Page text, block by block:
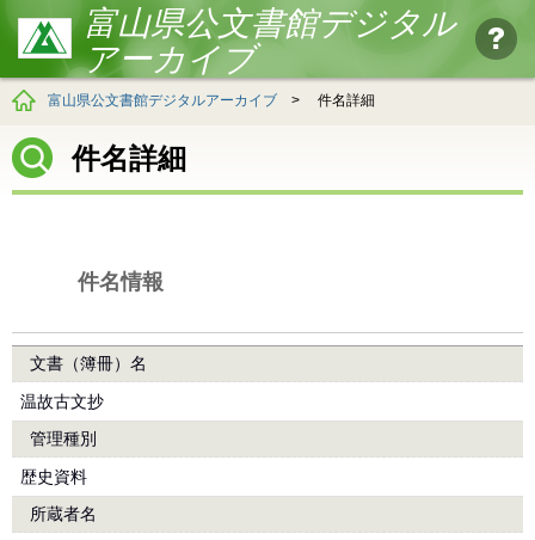
富山県公文書館デジタル
アーカイブ
富山県公文書館デジタルアーカイブ > 件名詳細
件名詳細
件名情報
文書（簿冊）名
温故古文抄
管理種別
歴史資料
所蔵者名